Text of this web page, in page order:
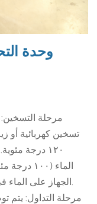
وحدة
مرحلة
تسخين كهربائية أو
الماء
الجهاز على الماء في حالته السائلة من خلال الضغط المُحكم.
مرحلة التداول: يتم